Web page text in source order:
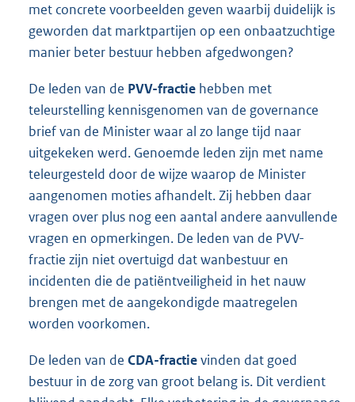
met concrete voorbeelden geven waarbij duidelijk is
geworden dat marktpartijen op een onbaatzuchtige
manier beter bestuur hebben afgedwongen?
De leden van de PVV-fractie hebben met
teleurstelling kennisgenomen van de governance
brief van de Minister waar al zo lange tijd naar
uitgekeken werd. Genoemde leden zijn met name
teleurgesteld door de wijze waarop de Minister
aangenomen moties afhandelt. Zij hebben daar
vragen over plus nog een aantal andere aanvullende
vragen en opmerkingen. De leden van de PVV-
fractie zijn niet overtuigd dat wanbestuur en
incidenten die de patiëntveiligheid in het nauw
brengen met de aangekondigde maatregelen
worden voorkomen.
De leden van de CDA-fractievinden dat goed
bestuur in de zorg van groot belang is. Dit verdient